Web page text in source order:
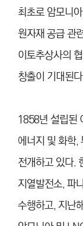
최초로 암모니
원자재 공급 관
이토추상사의
창출이 기대된
1858년 설립된
에너지 및 화학,
전개하고 있다.
지열발전소, 파
수행하고, 지